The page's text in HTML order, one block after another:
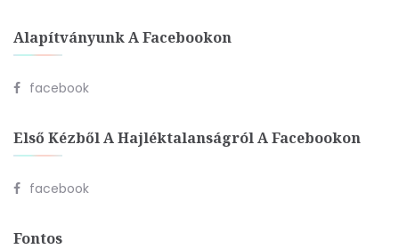
Alapítványunk A Facebookon
facebook
Első Kézből A Hajléktalanságról A Facebookon
facebook
Fontos